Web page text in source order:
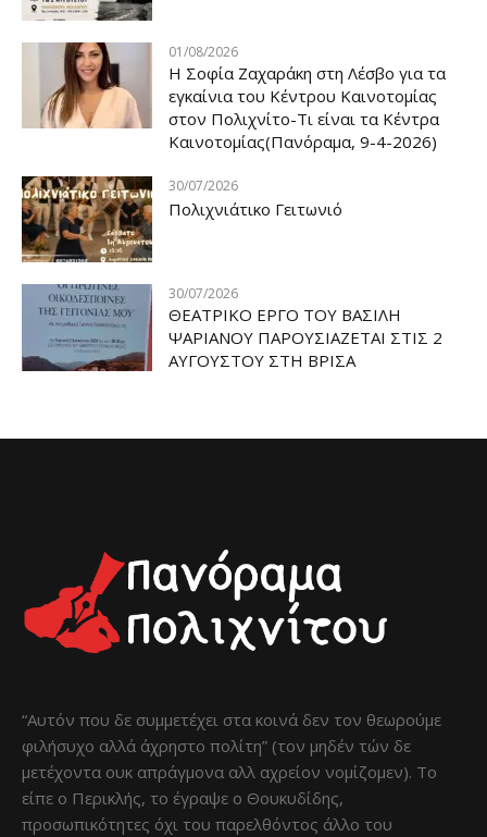
01/08/2026
Η Σοφία Ζαχαράκη στη Λέσβο για τα
εγκαίνια του Κέντρου Καινοτομίας
στον Πολιχνίτο-Τι είναι τα Κέντρα
Καινοτομίας(Πανόραμα, 9-4-2026)
30/07/2026
Πολιχνιάτικο Γειτωνιό
30/07/2026
ΘΕΑΤΡΙΚΟ ΕΡΓΟ ΤΟΥ ΒΑΣΙΛΗ
ΨΑΡΙΑΝΟΥ ΠΑΡΟΥΣΙΑΖΕΤΑΙ ΣΤΙΣ 2
ΑΥΓΟΥΣΤΟΥ ΣΤΗ ΒΡΙΣΑ
“Αυτόν που δε συμμετέχει στα κοινά δεν τον θεωρούμε
φιλήσυχο αλλά άχρηστο πολίτη” (τον μηδέν τών δε
μετέχοντα ουκ απράγμονα αλλ αχρείον νομίζομεν). Το
είπε ο Περικλής, το έγραψε ο Θουκυδίδης,
προσωπικότητες όχι του παρελθόντος άλλο του